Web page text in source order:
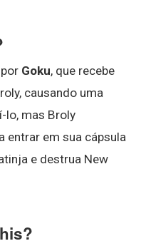
Goku, que recebe
causando uma
lo, mas Broly
entrar em sua cápsula
e destrua New